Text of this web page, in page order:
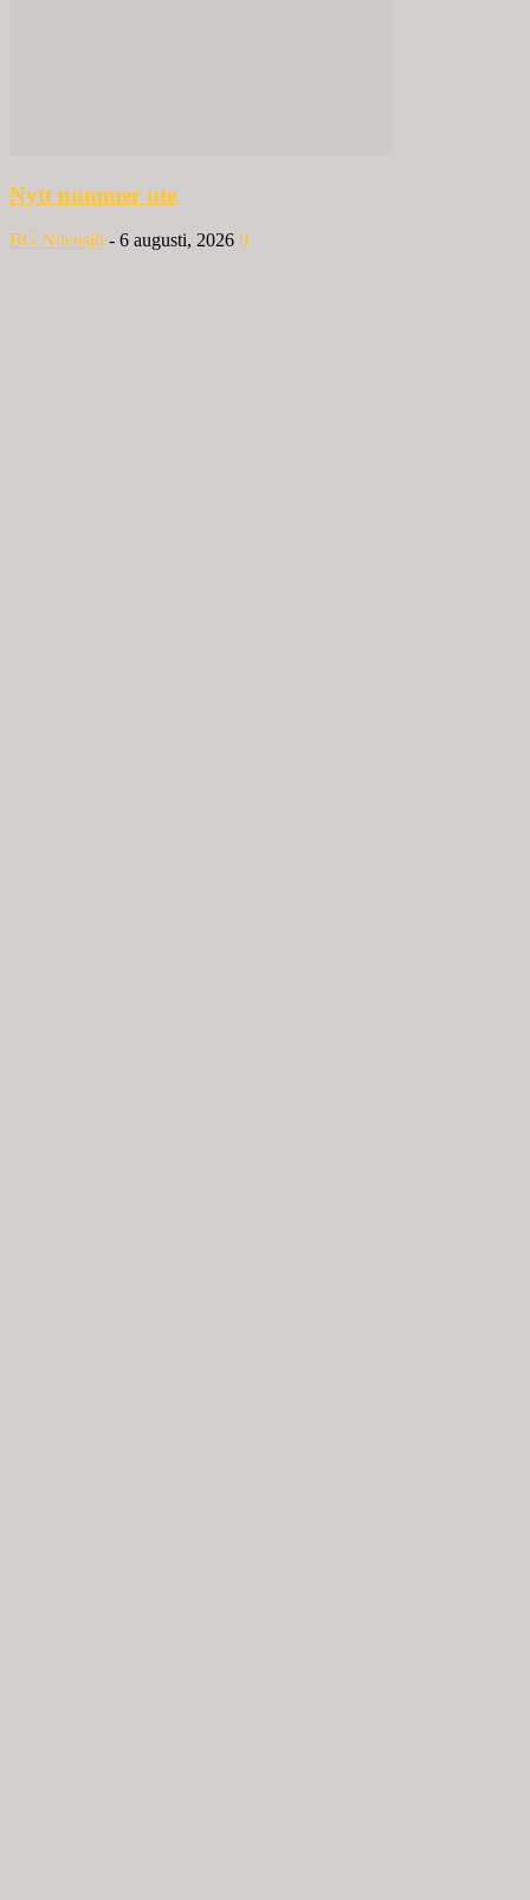
Nytt nummer ute
BG Nilensjö - 6 augusti, 2026 0